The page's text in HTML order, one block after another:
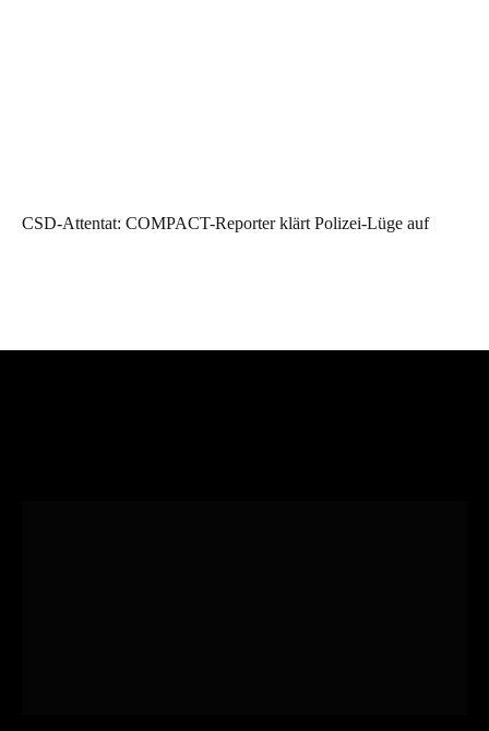
CSD-Attentat: COMPACT-Reporter klärt Polizei-Lüge auf